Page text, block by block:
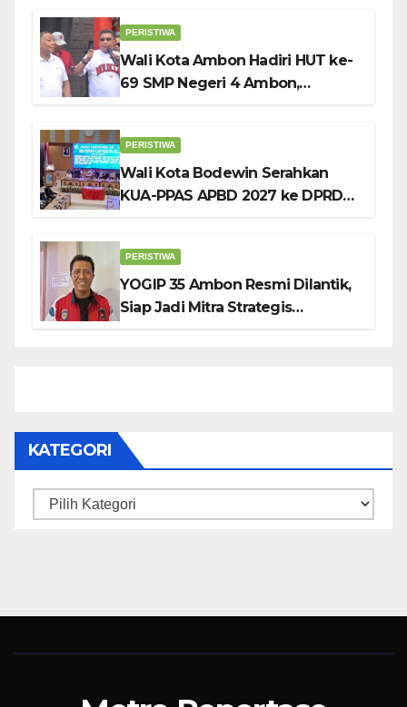
PERISTIWA
Wali Kota Ambon Hadiri HUT ke-
69 SMP Negeri 4 Ambon,
PERISTIWA
Wali Kota Bodewin Serahkan
KUA-PPAS APBD 2027 ke DPRD
PERISTIWA
YOGIP 35 Ambon Resmi Dilantik,
Siap Jadi Mitra Strategis
KATEGORI
Kategori